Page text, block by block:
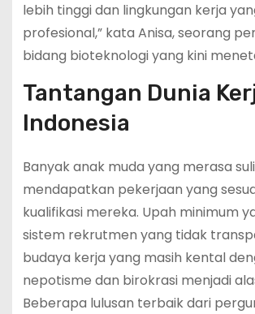
lebih tinggi dan lingkungan kerja
profesional,” kata Anisa, seorang
bidang bioteknologi yang kini
Tantangan Dunia
Indonesia
Banyak anak muda yang merasa
mendapatkan pekerjaan yang
kualifikasi mereka. Upah minimum
sistem rekrutmen yang tidak
budaya kerja yang masih kental
nepotisme dan birokrasi menjadi
Beberapa lulusan terbaik dari